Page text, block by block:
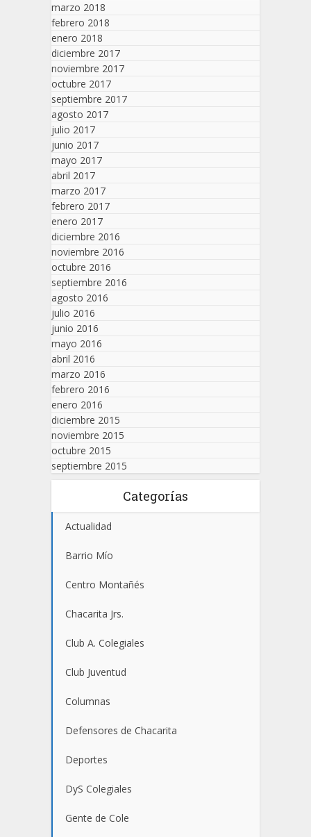
marzo 2018
febrero 2018
enero 2018
diciembre 2017
noviembre 2017
octubre 2017
septiembre 2017
agosto 2017
julio 2017
junio 2017
mayo 2017
abril 2017
marzo 2017
febrero 2017
enero 2017
diciembre 2016
noviembre 2016
octubre 2016
septiembre 2016
agosto 2016
julio 2016
junio 2016
mayo 2016
abril 2016
marzo 2016
febrero 2016
enero 2016
diciembre 2015
noviembre 2015
octubre 2015
septiembre 2015
Categorías
Actualidad
Barrio Mío
Centro Montañés
Chacarita Jrs.
Club A. Colegiales
Club Juventud
Columnas
Defensores de Chacarita
Deportes
DyS Colegiales
Gente de Cole